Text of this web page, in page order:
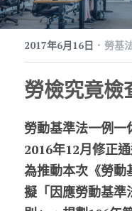
詢問/採購
客戶服務
正航願景
工作機會
股東專區
搜索
2017年6月16日 · 勞基
勞檢究竟檢
勞動基準法一例一
2016年12月修正
為推動本次《勞動
擬「因應勞動基準